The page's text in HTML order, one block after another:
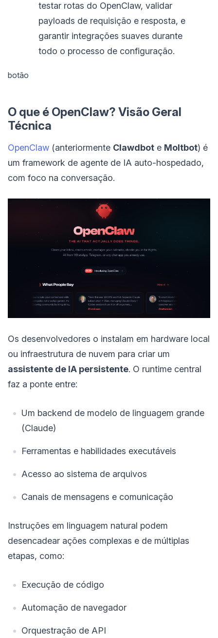
testar rotas do OpenClaw, validar
payloads de requisição e resposta, e
garantir integrações suaves durante
todo o processo de configuração.
botão
O que é OpenClaw? Visão Geral
Técnica
OpenClaw (anteriormente Clawdbot e Moltbot) é
um framework de agente de IA auto-hospedado,
com foco na conversação.
Os desenvolvedores o instalam em hardware local
ou infraestrutura de nuvem para criar um
assistente de IA persistente. O runtime central
faz a ponte entre:
Um backend de modelo de linguagem grande
(Claude)
Ferramentas e habilidades executáveis
Acesso ao sistema de arquivos
Canais de mensagens e comunicação
Instruções em linguagem natural podem
desencadear ações complexas e de múltiplas
etapas, como:
Execução de código
Automação de navegador
Orquestração de API